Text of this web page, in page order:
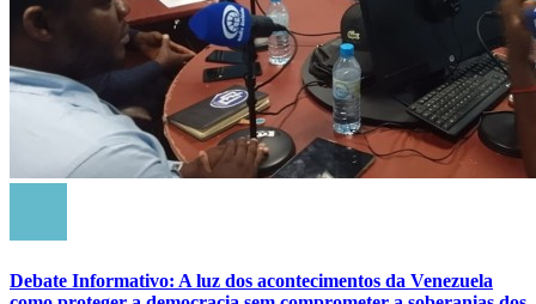
Debate Informativo: A luz dos acontecimentos da Venezuela